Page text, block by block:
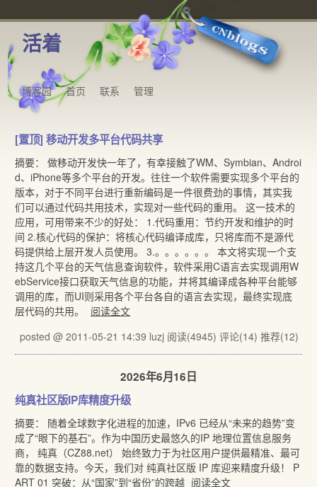
活着
博客园 首页 联系 管理
[置顶] 移动开发多平台代码共享
摘要： 做移动开发快一年了，有幸接触了WM、Symbian、Androi
d、iPhone等多个平台的开发。往往一个软件需要实现多个平台的
版本，对于不同平台进行重新编码是一件很费劲的事情，其实我
们可以通过代码共用技术，实现对一些代码的重用。 这一技术的
应用，可用带来不少的好处： 1.代码重用：节约开发和维护的时
间 2.核心代码的保护：将核心代码编译成库，只将库而不是源代
码提供给上层开发人员使用。 3.。。。。。。 本文将实现一个支
持这几个平台的天气信息查询软件，软件采用C语言去实现调用W
ebService接口获取天气信息的功能，并将其编译成各种平台能够
调用的库，而UI则采用各个平台各自的语言去实现，最终实现底
层代码的共用。
阅读全文
posted @ 2011-05-21 14:39 luzj 阅读(4945) 评论(14) 推荐(12)
2026年6月16日
纯真社区版IP库精度升级
摘要： 随着全球数字化进程的加速，IPv6 已经从“未来的趋势”变
成了“眼下的基石”。作为中国历史最悠久的IP 地理位置信息服务
商， 纯真（CZ88.net） 始终致力于为社区用户提供最精准、最可
靠的数据支持。今天，我们对 纯真社区版 IP 库迎来精度升级！ P
ART 01 突破：从“国家”到“省份”的跨越 阅读全文